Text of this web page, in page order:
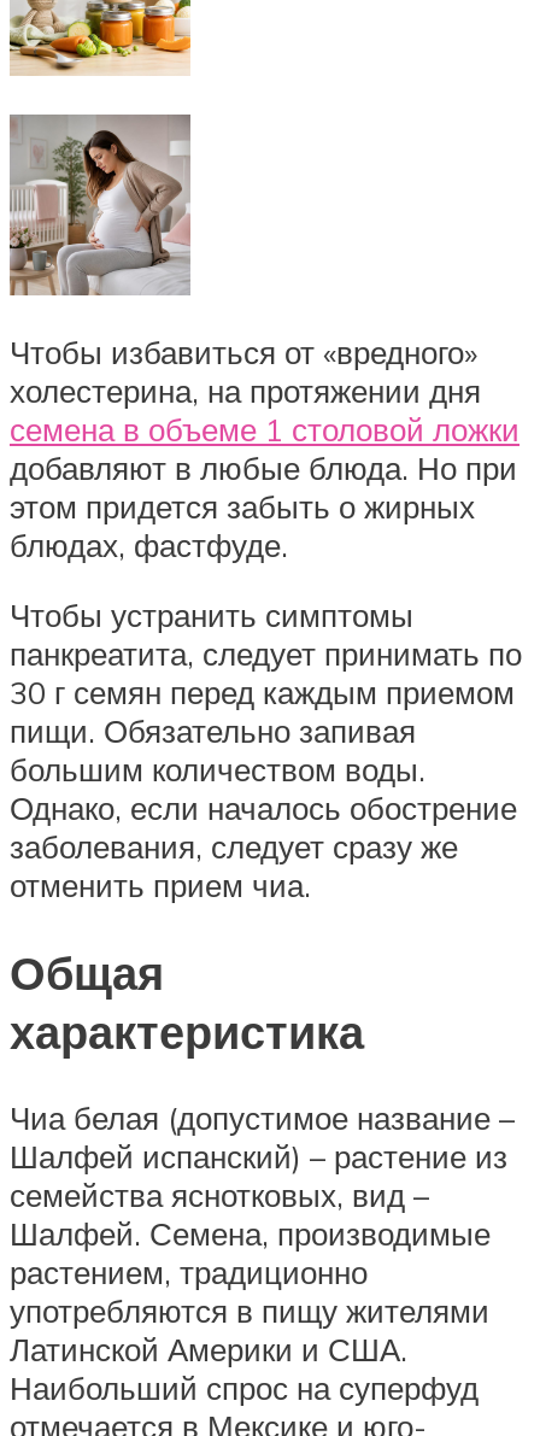
Чтобы избавиться от «вредного»
холестерина, на протяжении дня
семена в объеме 1 столовой ложки
добавляют в любые блюда. Но при
этом придется забыть о жирных
блюдах, фастфуде.
Чтобы устранить симптомы
панкреатита, следует принимать по
30 г семян перед каждым приемом
пищи. Обязательно запивая
большим количеством воды.
Однако, если началось обострение
заболевания, следует сразу же
отменить прием чиа.
Общая
характеристика
Чиа белая (допустимое название –
Шалфей испанский) – растение из
семейства яснотковых, вид –
Шалфей. Семена, производимые
растением, традиционно
употребляются в пищу жителями
Латинской Америки и США.
Наибольший спрос на суперфуд
отмечается в Мексике и юго-